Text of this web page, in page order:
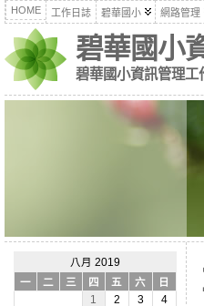
HOME 工作日誌 碧華國小 網路管理
碧華國小
碧華國小資訊管理工
八月 2019
一
二 三 四 五 六
日
1
2 3
4